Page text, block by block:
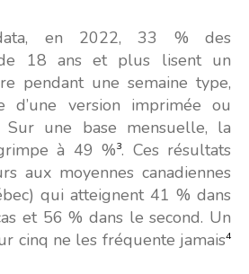
en 2022, 33 % des
de 18 ans et plus lisent un
pendant une semaine type,
d’une version imprimée ou
Sur une base mensuelle, la
à 49 %3. Ces résultats
aux moyennes canadiennes
qui atteignent 41 % dans
et 56 % dans le second. Un
cinq ne les fréquente jamais4